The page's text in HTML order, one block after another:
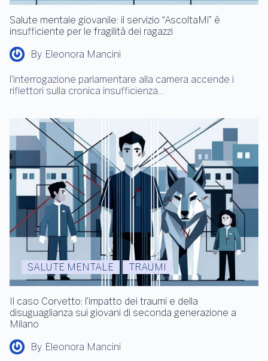
Salute mentale giovanile: il servizio “AscoltaMi” è
insufficiente per le fragilità dei ragazzi
By Eleonora Mancini
l’interrogazione parlamentare alla camera accende i
riflettori sulla cronica insufficienza…
SALUTE MENTALE TRAUMI
Il caso Corvetto: l’impatto dei traumi e della
disuguaglianza sui giovani di seconda generazione a
Milano
By Eleonora Mancini